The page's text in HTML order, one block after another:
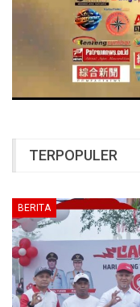
TERPOPULER
BERITA